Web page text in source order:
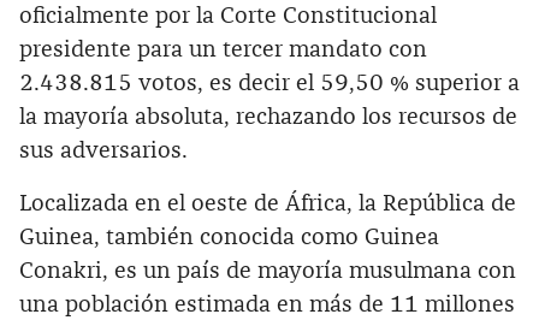
oficialmente por la Corte Constitucional
presidente para un tercer mandato con
2.438.815 votos, es decir el 59,50 % superior a
la mayoría absoluta, rechazando los recursos de
sus adversarios.
Localizada en el oeste de África, la República de
Guinea, también conocida como Guinea
Conakri, es un país de mayoría musulmana con
una población estimada en más de 11 millones